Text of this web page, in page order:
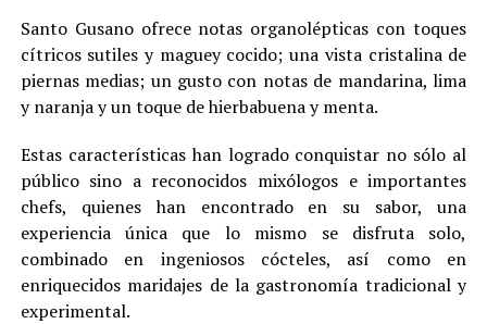
Santo Gusano ofrece notas organolépticas con toques
cítricos sutiles y maguey cocido; una vista cristalina de
piernas medias; un gusto con notas de mandarina, lima
y naranja y un toque de hierbabuena y menta.
Estas características han logrado conquistar no sólo al
público sino a reconocidos mixólogos e importantes
chefs, quienes han encontrado en su sabor, una
experiencia única que lo mismo se disfruta solo,
combinado en ingeniosos cócteles, así como en
enriquecidos maridajes de la gastronomía tradicional y
experimental.